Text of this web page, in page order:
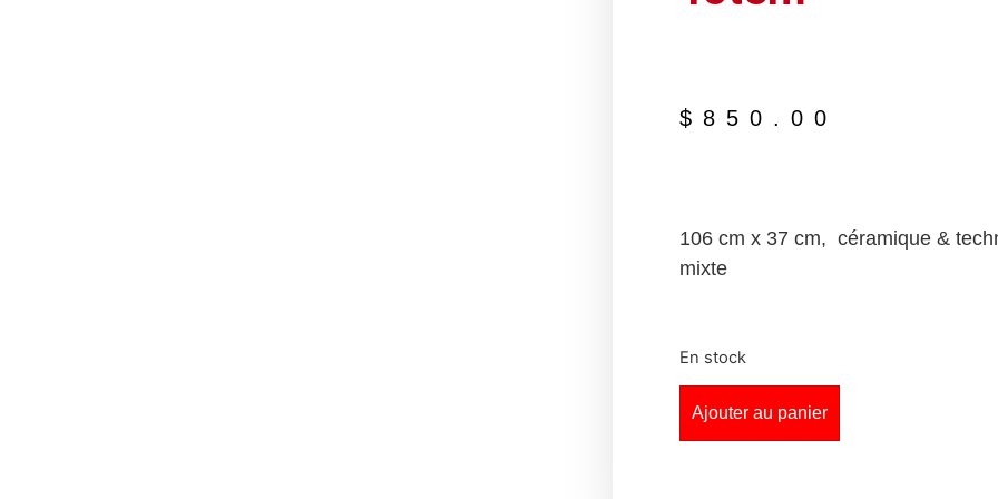
$ 850.00
106 cm x 37 cm, céramique &
mixte
En stock
Ajouter au panier